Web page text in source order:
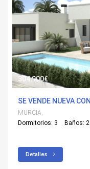
304,900€
MURCIA,
Dormitorios: 3
Baños: 2
Detalles